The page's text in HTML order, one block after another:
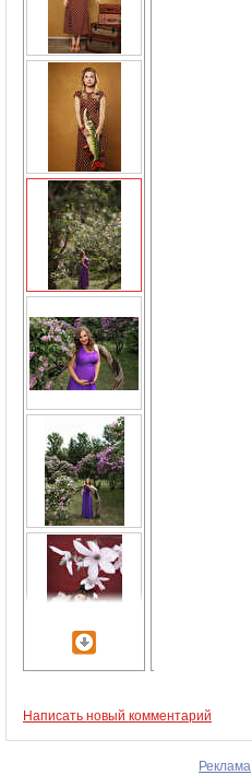
Написать новый комментарий
Реклама